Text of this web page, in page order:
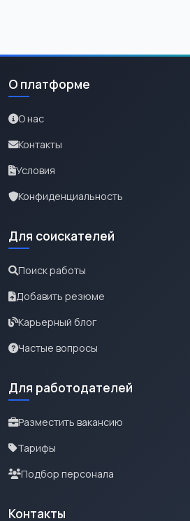
О платформе
О нас
Контакты
Условия
Конфиденциальность
Для соискателей
Поиск работы
Добавить резюме
Карьерный блог
Частые вопросы
Для работодателей
Разместить вакансию
Тарифы
Подбор персонала
Контакты